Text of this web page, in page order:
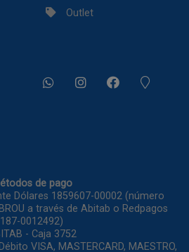
Outlet
de pago
Dólares 1859607-00002 (número
a través de Abitab o Redpagos
187-0012492)
- Caja 3752
VISA, MASTERCARD, MAESTRO,